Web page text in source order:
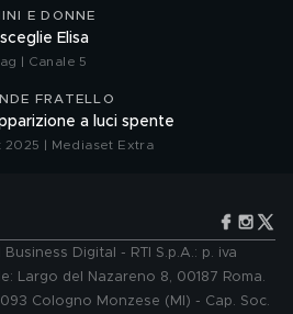
E DONNE
Elisa
| Canale 5
FRATELLO
a luci spente
2025 | Mediaset Extra
Digital - RTI S.p.A.: p. iva
Largo del Nazareno 8, 00187 Roma.
Cologno Monzese (MI) - Cap. Soc.